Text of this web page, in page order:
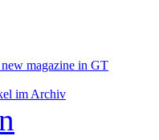
magazine in GT
im Archiv